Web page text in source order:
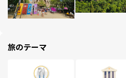
旅のテーマ